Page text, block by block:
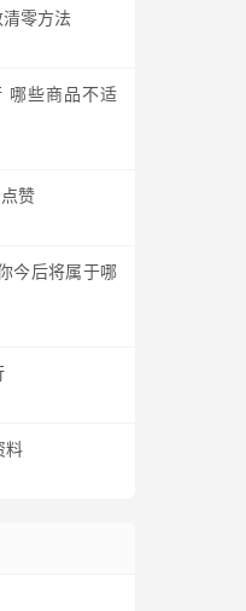
零方法
哪些商品不适
赞
今后将属于哪
料